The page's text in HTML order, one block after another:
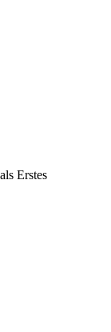
Erstes